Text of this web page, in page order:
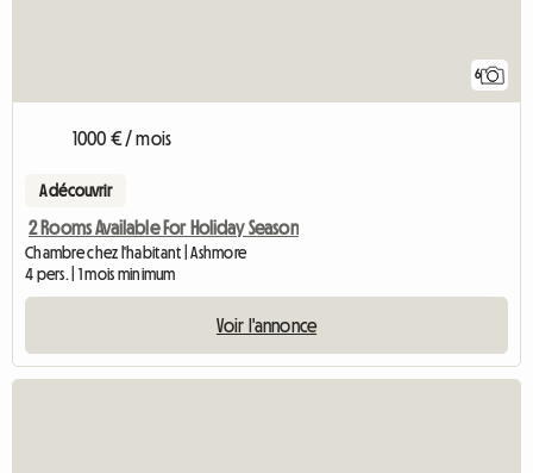
6
1000 € / mois
A découvrir
2 Rooms Available For Holiday Season
Chambre chez l'habitant | Ashmore
4 pers. | 1 mois minimum
Voir l'annonce